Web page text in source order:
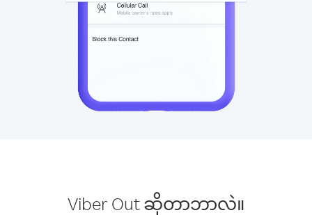
Viber Out ဆိုတာဘာလဲ။